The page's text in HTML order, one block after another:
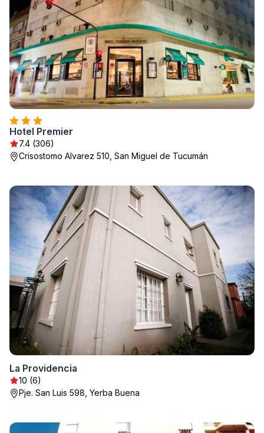
Hotel Premier
7.4 (306)
Crisostomo Alvarez 510, San Miguel de Tucumán
La Providencia
10 (6)
Pje. San Luis 598, Yerba Buena